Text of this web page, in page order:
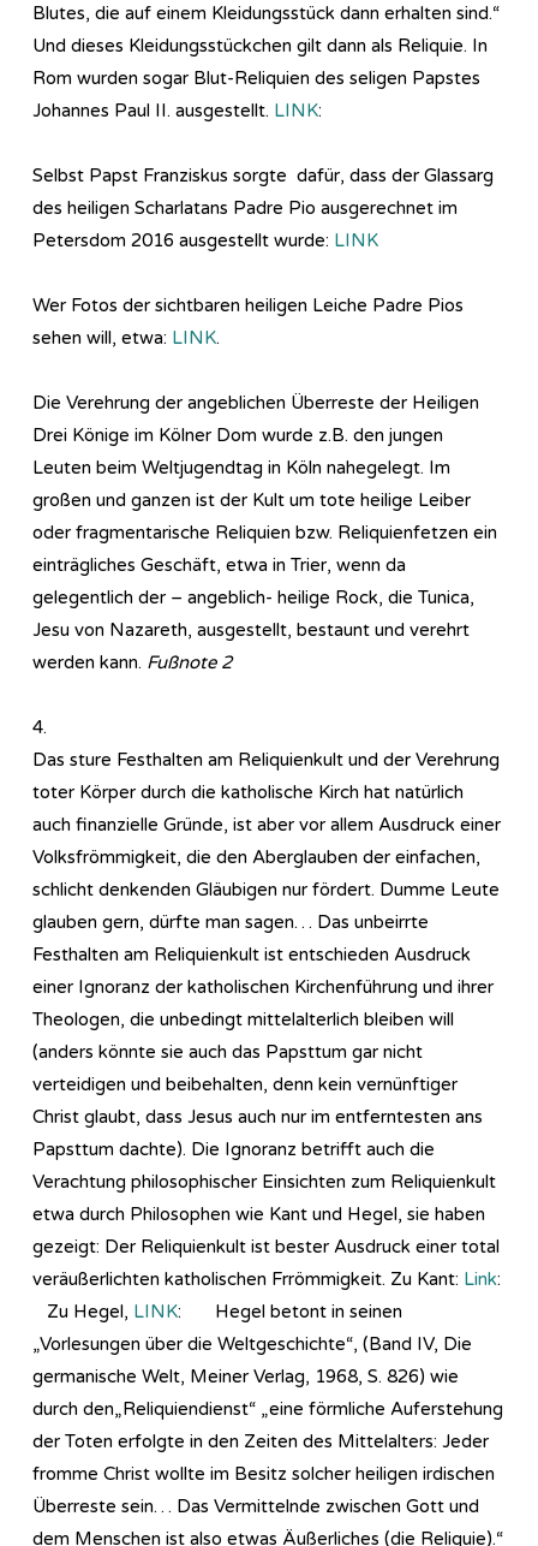
Blutes, die auf einem Kleidungsstück dann erhalten sind.“
Und dieses Kleidungsstückchen gilt dann als Reliquie. In
Rom wurden sogar Blut-Reliquien des seligen Papstes
Johannes Paul II. ausgestellt. LINK:
Selbst Papst Franziskus sorgte dafür, dass der Glassarg
des heiligen Scharlatans Padre Pio ausgerechnet im
Petersdom 2016 ausgestellt wurde: LINK
Wer Fotos der sichtbaren heiligen Leiche Padre Pios
sehen will, etwa: LINK.
Die Verehrung der angeblichen Überreste der Heiligen
Drei Könige im Kölner Dom wurde z.B. den jungen
Leuten beim Weltjugendtag in Köln nahegelegt. Im
großen und ganzen ist der Kult um tote heilige Leiber
oder fragmentarische Reliquien bzw. Reliquienfetzen ein
einträgliches Geschäft, etwa in Trier, wenn da
gelegentlich der – angeblich- heilige Rock, die Tunica,
Jesu von Nazareth, ausgestellt, bestaunt und verehrt
werden kann. Fußnote 2
4.
Das sture Festhalten am Reliquienkult und der Verehrung
toter Körper durch die katholische Kirch hat natürlich
auch finanzielle Gründe, ist aber vor allem Ausdruck einer
Volksfrömmigkeit, die den Aberglauben der einfachen,
schlicht denkenden Gläubigen nur fördert. Dumme Leute
glauben gern, dürfte man sagen… Das unbeirrte
Festhalten am Reliquienkult ist entschieden Ausdruck
einer Ignoranz der katholischen Kirchenführung und ihrer
Theologen, die unbedingt mittelalterlich bleiben will
(anders könnte sie auch das Papsttum gar nicht
verteidigen und beibehalten, denn kein vernünftiger
Christ glaubt, dass Jesus auch nur im entferntesten ans
Papsttum dachte). Die Ignoranz betrifft auch die
Verachtung philosophischer Einsichten zum Reliquienkult
etwa durch Philosophen wie Kant und Hegel, sie haben
gezeigt: Der Reliquienkult ist bester Ausdruck einer total
veräußerlichten katholischen Frrömmigkeit. Zu Kant: Link:
Zu Hegel, LINK: Hegel betont in seinen
„Vorlesungen über die Weltgeschichte“, (Band IV, Die
germanische Welt, Meiner Verlag, 1968, S. 826) wie
durch den„Reliquiendienst“ „eine förmliche Auferstehung
der Toten erfolgte in den Zeiten des Mittelalters: Jeder
fromme Christ wollte im Besitz solcher heiligen irdischen
Überreste sein… Das Vermittelnde zwischen Gott und
dem Menschen ist also etwas Äußerliches (die Reliquie).“